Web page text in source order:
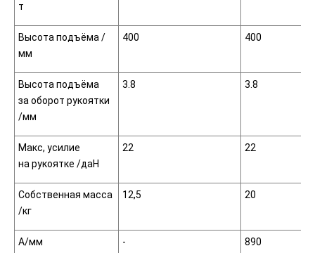
т
Высота подъёма /
мм
400 400
Высота подъёма
за оборот рукоятки
/мм
3.8 3.8
Макс, усилие
на рукоятке /даН
22 22
Собственная масса
/кг
12,5 20
А/мм - 890